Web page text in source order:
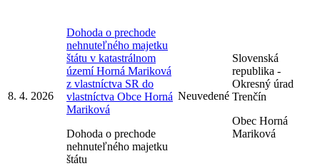
8. 4. 2026
Dohoda o prechode
nehnuteľného majetku
štátu v katastrálnom
území Horná Mariková
z vlastníctva SR do
vlastníctva Obce Horná
Mariková
Dohoda o prechode
nehnuteľného majetku
štátu
Neuvedené
Slovenská
republika -
Okresný úrad
Trenčín
Obec Horná
Mariková